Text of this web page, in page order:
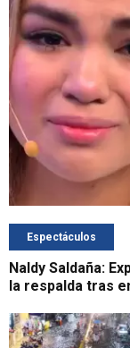
Espectáculos
Naldy Saldaña:
la respalda tras